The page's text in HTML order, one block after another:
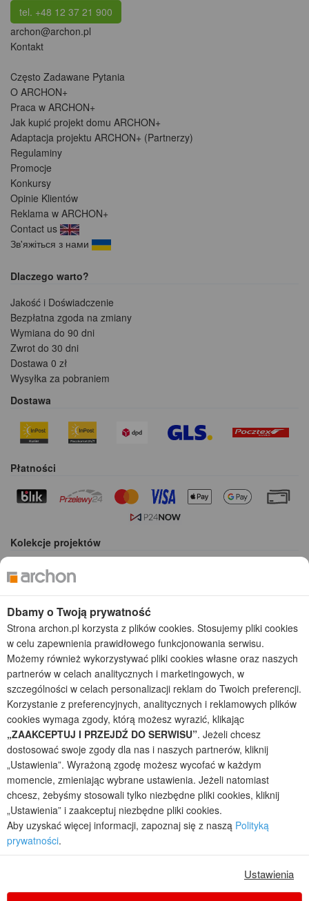
tel. +48 12 37 21 900
archon@archon.pl
Kontakt
Często Zadawane Pytania
O ARCHON+
Praca w ARCHON+
Jak kupić projekt domu ARCHON+
Adaptacja projektu ARCHON+ (Partnerzy)
Regulaminy
Promocje
Konkursy
Opinie Klientów
Reklama w ARCHON+
Contact us
Зв'яжіться з нами
Dlaczego warto?
Jakość i Doświadczenie
Bezpłatna zgoda na zmiany
Wymiana do 90 dni
Zwrot do 30 dni
Dostawa 0 zł
Wysyłka za pobraniem
Dostawa
Płatności
Kolekcje projektów
Gotowe projekty domów
Projekty domów tanich w budowie
Projekty domów szeregowych
Projekty małych domów (do 150 m2)
Projekty domów wielorodzinnych
Projekty domów bliźniaczych
Projekty domów nowoczesnych
Projekty domów parterowych
2026 © ARCHON+ Biuro Projektów - Tradycyjne i nowoczesne gotowe
projekty domów - autorska pracownia architektoniczna założona w 1990r.
przez arch. Barbarę Mendel
Z uwagi na ciągłe doskonalenie procesu powstawania projektów (zgodnie z
normą ISO 9001), prezentowane na stronie projekty domów mogą
nieznacznie różnić się od dokumentacji technicznej.
Informujemy, iż w celu optymalizacji treści dostępnych w naszym sklepie,
dostosowania ich do Państwa indywidualnych potrzeb korzystamy z
informacji zapisanych za pomocą plików cookies na urządzeniach
końcowych użytkowników. Pliki cookies użytkownik może kontrolować za
pomocą ustawień swojej przeglądarki internetowej. Dalsze korzystanie z
naszego serwisu internetowego, bez zmiany ustawień przeglądarki
internetowej oznacza, iż użytkownik akceptuje stosowanie plików cookies.
Dbamy o Twoją prywatność
Strona archon.pl korzysta z plików cookies. Stosujemy pliki cookies
w celu zapewnienia prawidłowego funkcjonowania serwisu.
Możemy również wykorzystywać pliki cookies własne oraz naszych
partnerów w celach analitycznych i marketingowych, w
szczególności w celach personalizacji reklam do Twoich preferencji.
Korzystanie z preferencyjnych, analitycznych i reklamowych plików
cookies wymaga zgody, którą możesz wyrazić, klikając
„ZAAKCEPTUJ I PRZEJDŹ DO SERWISU”. Jeżeli chcesz
dostosować swoje zgody dla nas i naszych partnerów, kliknij
„Ustawienia”. Wyrażoną zgodę możesz wycofać w każdym
momencie, zmieniając wybrane ustawienia. Jeżeli natomiast
chcesz, żebyśmy stosowali tylko niezbędne pliki cookies, kliknij
„Ustawienia” i zaakceptuj niezbędne pliki cookies.
Aby uzyskać więcej informacji, zapoznaj się z naszą Polityką
prywatności.
Ustawienia